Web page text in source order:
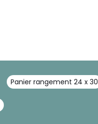
Panier rangement 24 x 30